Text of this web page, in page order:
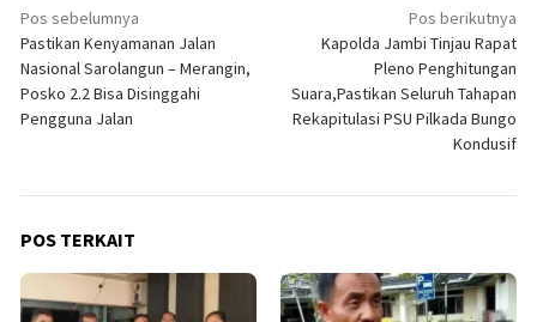
Navigasi
pos
Pos sebelumnya
Pastikan Kenyamanan Jalan
Nasional Sarolangun – Merangin,
Posko 2.2 Bisa Disinggahi
Pengguna Jalan
Pos berikutnya
Kapolda Jambi Tinjau Rapat
Pleno Penghitungan
Suara,Pastikan Seluruh Tahapan
Rekapitulasi PSU Pilkada Bungo
Kondusif
POS TERKAIT